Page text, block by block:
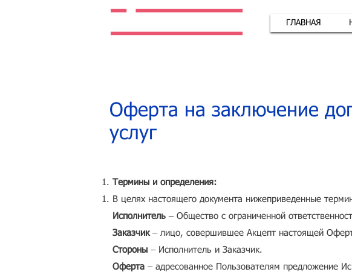
ГЛАВНАЯ
Оферта на заключение
услуг
Термины и определения:
В целях настоящего документа нижеприведенные
Исполнитель – Общество с ограниченной
Заказчик– лицо, совершившее Акцепт настоящей
Стороны – Исполнитель и Заказчик.
Оферта – адресованное Пользователям предложение